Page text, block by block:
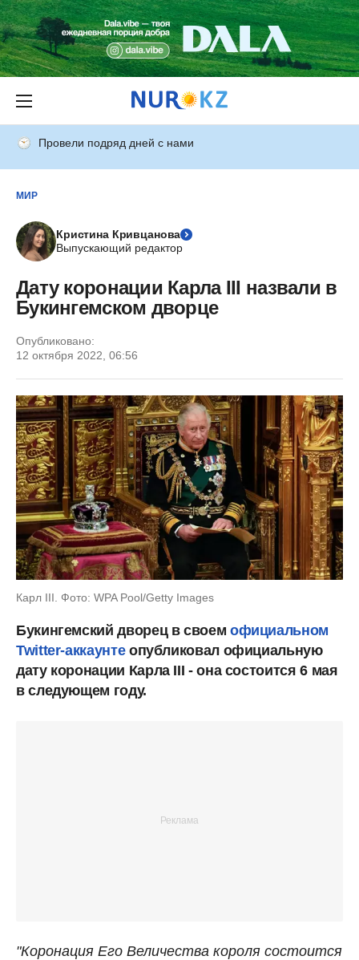
Провели подряд дней с нами
МИР
Кристина Кривцанова
Выпускающий редактор
Дату коронации Карла III назвали в
Букингемском дворце
Опубликовано:
12 октября 2022, 06:56
Карл III. Фото: WPA Pool/Getty Images
Букингемский дворец в своем официальном
Twitter-аккаунтеопубликовал официальную
дату коронации Карла III - она состоится 6 мая
в следующем году.
"Коронация Его Величества короля состоится